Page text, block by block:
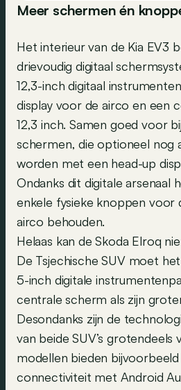
Meer schermen én
Het interieur van de Kia EV3
drievoudig digitaal
12,3-inch digitaal
display voor de airco en een
12,3 inch. Samen goed voor
schermen, die optioneel nog
worden met een head-up
Ondanks dit digitale arsenaal
enkele fysieke knoppen voor
airco behouden.
Helaas kan de Skoda Elroq
De Tsjechische SUV moet
5-inch digitale
centrale scherm als zijn
Desondanks zijn de
van beide SUV’s grotendeels
modellen bieden
connectiviteit met Android